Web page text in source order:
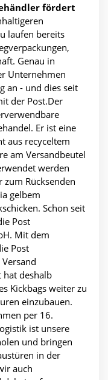
fördert
laufen bereits
Genau in
Unternehmen
an - und dies seit
der Post.Der
Er ist eine
aus recyceltem
am Versandbeutel
werden
Rücksenden
gelbem
Schon seit
Post
Mit dem
Post
hat deshalb
Kickbags weiter zu
einzubauen.
per 16.
ist unsere
und bringen
in der
auch